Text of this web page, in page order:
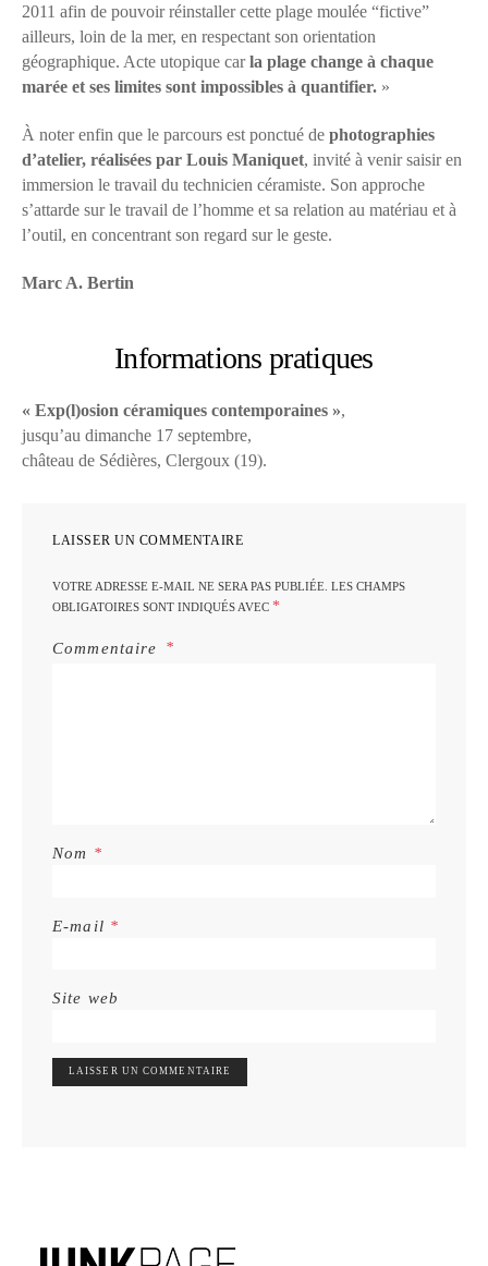
2011 afin de pouvoir réinstaller cette plage moulée “fictive”
ailleurs, loin de la mer, en respectant son orientation
géographique. Acte utopique carla plage change à chaque
marée et ses limites sont impossibles à quantifier. »
À noter enfin que le parcours est ponctué de photographies
d’atelier, réalisées par Louis Maniquet, invité à venir saisir en
immersion le travail du technicien céramiste. Son approche
s’attarde sur le travail de l’homme et sa relation au matériau et à
l’outil, en concentrant son regard sur le geste.
Marc A. Bertin
Informations pratiques
« Exp(l)osion céramiques contemporaines »,
jusqu’au dimanche 17 septembre,
château de Sédières, Clergoux (19).
LAISSER UN COMMENTAIRE
VOTRE ADRESSE E-MAIL NE SERA PAS PUBLIÉE. LES CHAMPS
OBLIGATOIRES SONT INDIQUÉS AVEC *
Commentaire
Nom *
E-mail *
Site web